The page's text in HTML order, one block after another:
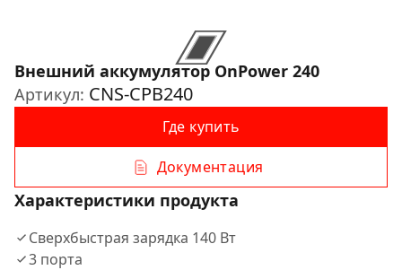
Внешний аккумулятор OnPower 240
Артикул: CNS-CPB240
Где купить
Документация
Характеристики продукта
Сверхбыстрая зарядка 140 Вт
3 порта